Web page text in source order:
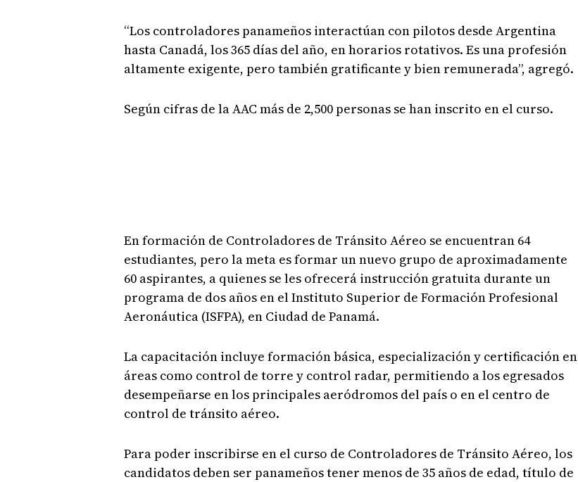
“Los controladores panameños interactúan con pilotos desde Argentina
hasta Canadá, los 365 días del año, en horarios rotativos. Es una profesión
altamente exigente, pero también gratificante y bien remunerada”, agregó.
Según cifras de la AAC más de 2,500 personas se han inscrito en el curso.
En formación de Controladores de Tránsito Aéreo se encuentran 64
estudiantes, pero la meta es formar un nuevo grupo de aproximadamente
60 aspirantes, a quienes se les ofrecerá instrucción gratuita durante un
programa de dos años en el Instituto Superior de Formación Profesional
Aeronáutica (ISFPA), en Ciudad de Panamá.
La capacitación incluye formación básica, especialización y certificación en
áreas como control de torre y control radar, permitiendo a los egresados
desempeñarse en los principales aeródromos del país o en el centro de
control de tránsito aéreo.
Para poder inscribirse en el curso de Controladores de Tránsito Aéreo, los
candidatos deben ser panameños tener menos de 35 años de edad, título de